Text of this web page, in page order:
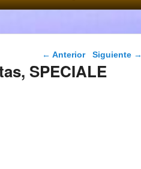
Navegación de
entradas
← Anterior Siguiente →
SPECIALE